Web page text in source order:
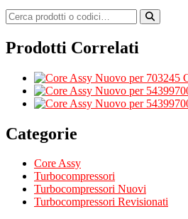
Prodotti Correlati
Categorie
Core Assy
Turbocompressori
Turbocompressori Nuovi
Turbocompressori Revisionati